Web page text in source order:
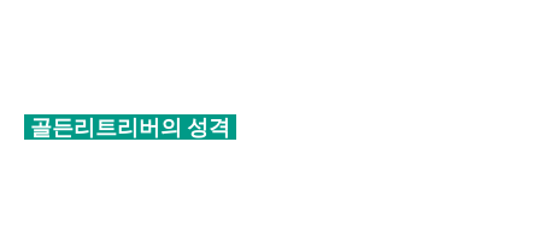
골든리트리버의 성격